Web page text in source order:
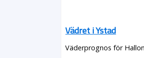
Vädret i Ystad
Väderprognos för